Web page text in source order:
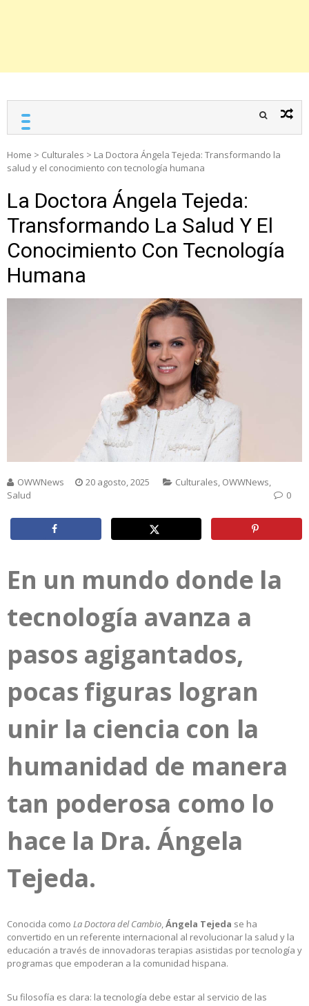
Home > Culturales > La Doctora Ángela Tejeda: Transformando la
salud y el conocimiento con tecnología humana
La Doctora Ángela Tejeda:
Transformando La Salud Y El
Conocimiento Con Tecnología
Humana
OWWNews 20 agosto, 2025 Culturales, OWWNews,
Salud
0
En un mundo donde la
tecnología avanza a
pasos agigantados,
pocas figuras logran
unir la ciencia con la
humanidad de manera
tan poderosa como lo
hace la Dra. Ángela
Tejeda.
Conocida como La Doctora del Cambio,Ángela Tejeda se ha
convertido en un referente internacional al revolucionar la salud y la
educación a través de innovadoras terapias asistidas por tecnología y
programas que empoderan a la comunidad hispana.
Su filosofía es clara: la tecnología debe estar al servicio de las